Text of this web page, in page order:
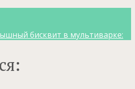
бисквит в мультиварке: